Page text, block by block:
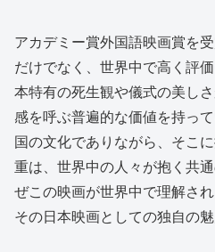
アカデミー賞外国語映画賞を
だけでなく、世界中で高く評
本特有の死生観や儀式の美し
感を呼ぶ普遍的な価値を持っ
国の文化でありながら、そこ
重は、世界中の人々が抱く共
ぜこの映画が世界中で理解さ
その日本映画としての独自の